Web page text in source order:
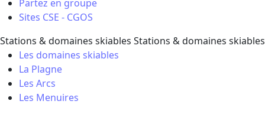
Partez en groupe
Sites CSE - CGOS
Stations & domaines skiables Stations & domaines skiables
Les domaines skiables
La Plagne
Les Arcs
Les Menuires